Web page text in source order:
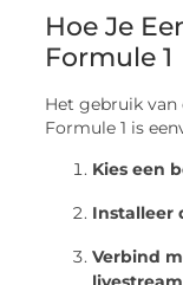
Hoe Je
Formule 1
Het gebruik van
Formule 1 is
Kies een
Installeer
Verbind